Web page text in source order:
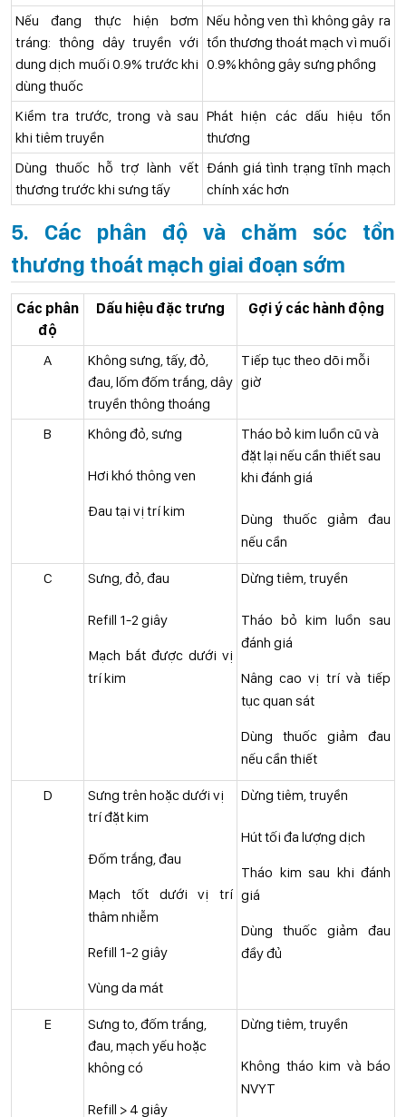
Nếu đang thực hiện bơm
tráng: thông dây truyền với
dung dịch muối 0.9% trước khi
dùng thuốc
Nếu hỏng ven thì không gây ra
tổn thương thoát mạch vì muối
0.9% không gây sưng phồng
Kiểm tra trước, trong và sau
khi tiêm truyền
Phát hiện các dấu hiệu tổn
thương
Dùng thuốc hỗ trợ lành vết
thương trước khi sưng tấy
Đánh giá tình trạng tĩnh mạch
chính xác hơn
5. Các phân độ và chăm sóc tổn
thương thoát mạch giai đoạn sớm
Các phân
độ
Dấu hiệu đặc trưng Gợi ý các hành động
A
Không sưng, tấy, đỏ,
đau, lốm đốm trắng, dây
truyền thông thoáng
Tiếp tục theo dõi mỗi
giờ
B Không đỏ, sưng
Hơi khó thông ven
Đau tại vị trí kim
Tháo bỏ kim luồn cũ và
đặt lại nếu cần thiết sau
khi đánh giá
Dùng thuốc giảm đau
nếu cần
C Sưng, đỏ, đau
Refill 1-2 giây
Mạch bắt được dưới vị
trí kim
Dừng tiêm, truyền
Tháo bỏ kim luồn sau
đánh giá
Nâng cao vị trí và tiếp
tục quan sát
Dùng thuốc giảm đau
nếu cần thiết
D
Sưng trên hoặc dưới vị
trí đặt kim
Đốm trắng, đau
Mạch tốt dưới vị trí
thâm nhiễm
Refill 1-2 giây
Vùng da mát
Dừng tiêm, truyền
Hút tối đa lượng dịch
Tháo kim sau khi đánh
giá
Dùng thuốc giảm đau
đầy đủ
E
Sưng to, đốm trắng,
đau, mạch yếu hoặc
không có
Refill > 4 giây
Dừng tiêm, truyền
Không tháo kim và báo
NVYT